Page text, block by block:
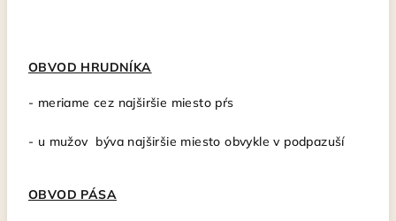
OBVOD HRUDNÍKA
- meriame cez najširšie miesto pŕs
- u mužov býva najširšie miesto obvykle v podpazuší
OBVOD PÁSA